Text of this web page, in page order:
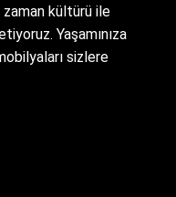
zaman kültürü ile
Yaşamınıza
sizlere